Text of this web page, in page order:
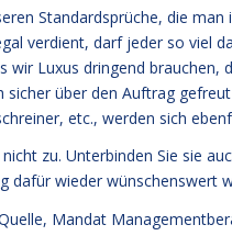
Standardsprüche, die
verdient, darf jeder so viel
wir Luxus dringend
sicher über den Auftrag
etc., werden sich
zu. Unterbinden Sie sie
dafür wieder wünschenswert
, Mandat